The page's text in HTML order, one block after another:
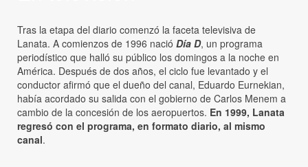
Tras la etapa del diario comenzó la faceta televisiva de
Lanata. A comienzos de 1996 nació Día D, un programa
periodístico que halló su público los domingos a la noche en
América. Después de dos años, el ciclo fue levantado y el
conductor afirmó que el dueño del canal, Eduardo Eurnekian,
había acordado su salida con el gobierno de Carlos Menem a
cambio de la concesión de los aeropuertos. En 1999, Lanata
regresó con el programa, en formato diario, al mismo
canal.